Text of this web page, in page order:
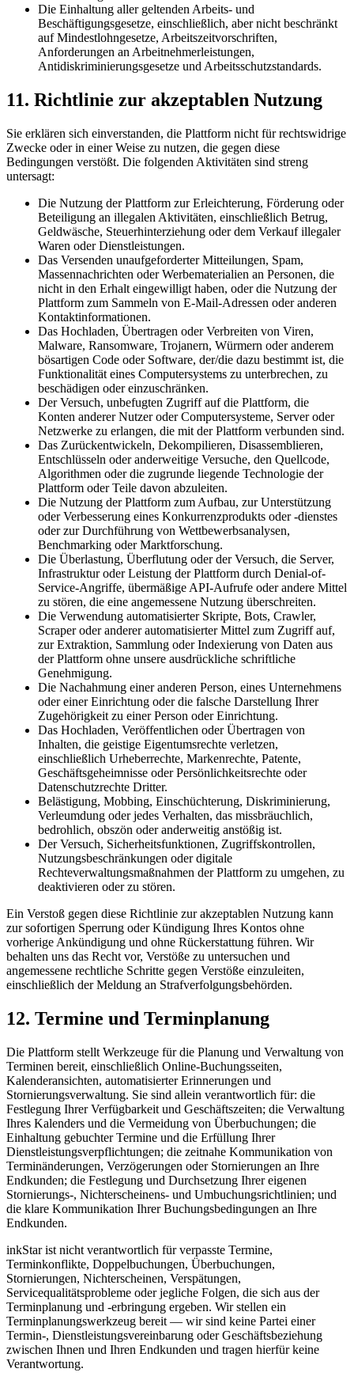
Die Einhaltung aller geltenden Arbeits- und
Beschäftigungsgesetze, einschließlich, aber nicht beschränkt
auf Mindestlohngesetze, Arbeitszeitvorschriften,
Anforderungen an Arbeitnehmerleistungen,
Antidiskriminierungsgesetze und Arbeitsschutzstandards.
11. Richtlinie zur akzeptablen Nutzung
Sie erklären sich einverstanden, die Plattform nicht für rechtswidrige
Zwecke oder in einer Weise zu nutzen, die gegen diese
Bedingungen verstößt. Die folgenden Aktivitäten sind streng
untersagt:
Die Nutzung der Plattform zur Erleichterung, Förderung oder
Beteiligung an illegalen Aktivitäten, einschließlich Betrug,
Geldwäsche, Steuerhinterziehung oder dem Verkauf illegaler
Waren oder Dienstleistungen.
Das Versenden unaufgeforderter Mitteilungen, Spam,
Massennachrichten oder Werbematerialien an Personen, die
nicht in den Erhalt eingewilligt haben, oder die Nutzung der
Plattform zum Sammeln von E-Mail-Adressen oder anderen
Kontaktinformationen.
Das Hochladen, Übertragen oder Verbreiten von Viren,
Malware, Ransomware, Trojanern, Würmern oder anderem
bösartigen Code oder Software, der/die dazu bestimmt ist, die
Funktionalität eines Computersystems zu unterbrechen, zu
beschädigen oder einzuschränken.
Der Versuch, unbefugten Zugriff auf die Plattform, die
Konten anderer Nutzer oder Computersysteme, Server oder
Netzwerke zu erlangen, die mit der Plattform verbunden sind.
Das Zurückentwickeln, Dekompilieren, Disassemblieren,
Entschlüsseln oder anderweitige Versuche, den Quellcode,
Algorithmen oder die zugrunde liegende Technologie der
Plattform oder Teile davon abzuleiten.
Die Nutzung der Plattform zum Aufbau, zur Unterstützung
oder Verbesserung eines Konkurrenzprodukts oder -dienstes
oder zur Durchführung von Wettbewerbsanalysen,
Benchmarking oder Marktforschung.
Die Überlastung, Überflutung oder der Versuch, die Server,
Infrastruktur oder Leistung der Plattform durch Denial-of-
Service-Angriffe, übermäßige API-Aufrufe oder andere Mittel
zu stören, die eine angemessene Nutzung überschreiten.
Die Verwendung automatisierter Skripte, Bots, Crawler,
Scraper oder anderer automatisierter Mittel zum Zugriff auf,
zur Extraktion, Sammlung oder Indexierung von Daten aus
der Plattform ohne unsere ausdrückliche schriftliche
Genehmigung.
Die Nachahmung einer anderen Person, eines Unternehmens
oder einer Einrichtung oder die falsche Darstellung Ihrer
Zugehörigkeit zu einer Person oder Einrichtung.
Das Hochladen, Veröffentlichen oder Übertragen von
Inhalten, die geistige Eigentumsrechte verletzen,
einschließlich Urheberrechte, Markenrechte, Patente,
Geschäftsgeheimnisse oder Persönlichkeitsrechte oder
Datenschutzrechte Dritter.
Belästigung, Mobbing, Einschüchterung, Diskriminierung,
Verleumdung oder jedes Verhalten, das missbräuchlich,
bedrohlich, obszön oder anderweitig anstößig ist.
Der Versuch, Sicherheitsfunktionen, Zugriffskontrollen,
Nutzungsbeschränkungen oder digitale
Rechteverwaltungsmaßnahmen der Plattform zu umgehen, zu
deaktivieren oder zu stören.
Ein Verstoß gegen diese Richtlinie zur akzeptablen Nutzung kann
zur sofortigen Sperrung oder Kündigung Ihres Kontos ohne
vorherige Ankündigung und ohne Rückerstattung führen. Wir
behalten uns das Recht vor, Verstöße zu untersuchen und
angemessene rechtliche Schritte gegen Verstöße einzuleiten,
einschließlich der Meldung an Strafverfolgungsbehörden.
12. Termine und Terminplanung
Die Plattform stellt Werkzeuge für die Planung und Verwaltung von
Terminen bereit, einschließlich Online-Buchungsseiten,
Kalenderansichten, automatisierter Erinnerungen und
Stornierungsverwaltung. Sie sind allein verantwortlich für: die
Festlegung Ihrer Verfügbarkeit und Geschäftszeiten; die Verwaltung
Ihres Kalenders und die Vermeidung von Überbuchungen; die
Einhaltung gebuchter Termine und die Erfüllung Ihrer
Dienstleistungsverpflichtungen; die zeitnahe Kommunikation von
Terminänderungen, Verzögerungen oder Stornierungen an Ihre
Endkunden; die Festlegung und Durchsetzung Ihrer eigenen
Stornierungs-, Nichterscheinens- und Umbuchungsrichtlinien; und
die klare Kommunikation Ihrer Buchungsbedingungen an Ihre
Endkunden.
inkStar ist nicht verantwortlich für verpasste Termine,
Terminkonflikte, Doppelbuchungen, Überbuchungen,
Stornierungen, Nichterscheinen, Verspätungen,
Servicequalitätsprobleme oder jegliche Folgen, die sich aus der
Terminplanung und -erbringung ergeben. Wir stellen ein
Terminplanungswerkzeug bereit — wir sind keine Partei einer
Termin-, Dienstleistungsvereinbarung oder Geschäftsbeziehung
zwischen Ihnen und Ihren Endkunden und tragen hierfür keine
Verantwortung.